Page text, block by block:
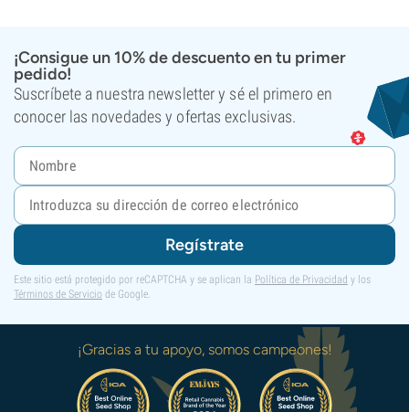
¡Consigue un 10% de descuento en tu primer
pedido!
Suscríbete a nuestra newsletter y sé el primero en
conocer las novedades y ofertas exclusivas.
Regístrate
Este sitio está protegido por reCAPTCHA y se aplican la Política de Privacidad y los
Términos de Servicio de Google.
¡Gracias a tu apoyo, somos campeones!